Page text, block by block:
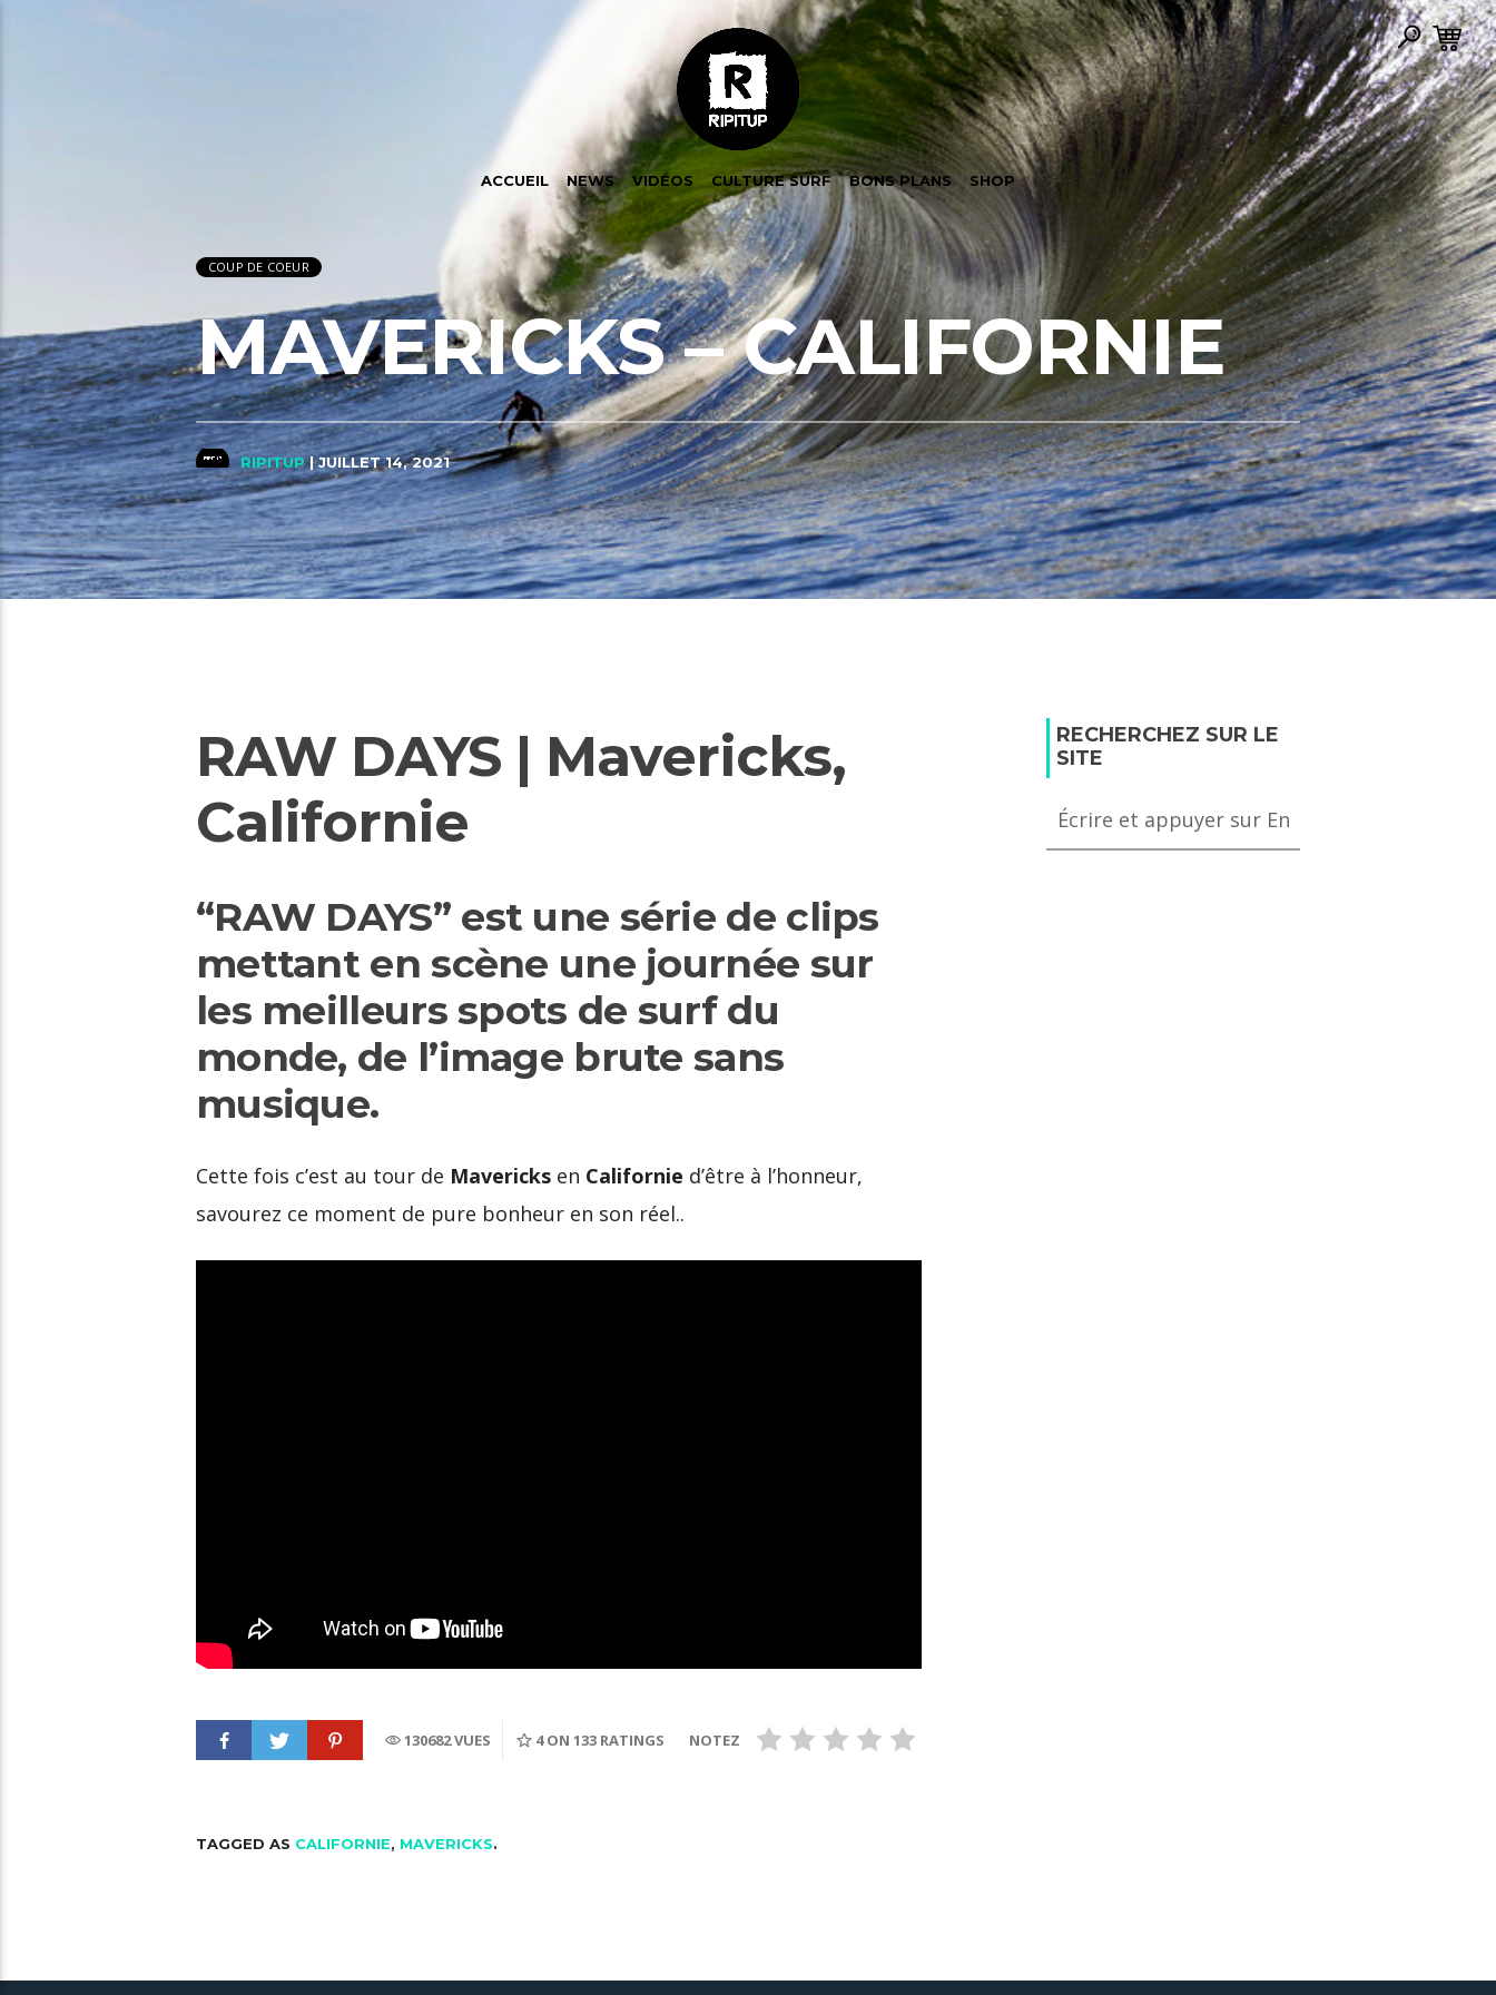
ACCUEIL NEWS VIDÉOS CULTURE SURF BONS PLANS SHOP
COUP DE COEUR
MAVERICKS – CALIFORNIE
RIPITUP| JUILLET 14, 2021
RAW DAYS | Mavericks,
Californie
“RAW DAYS” est une série de clips
mettant en scène une journée sur
les meilleurs spots de surf du
monde, de l’image brute sans
musique.
Cette fois c’est au tour de Mavericks en Californie d’être à l’honneur,
savourez ce moment de pure bonheur en son réel..
130682 VUES 4 ON 133 RATINGS NOTEZ
TAGGED AS CALIFORNIE, MAVERICKS.
RECHERCHEZ SUR LE
SITE